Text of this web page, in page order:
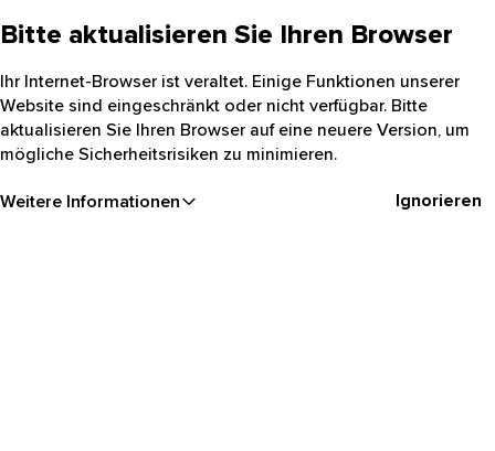
Bitte aktualisieren Sie Ihren Browser
Ihr Internet-Browser ist veraltet. Einige Funktionen unserer
Website sind eingeschränkt oder nicht verfügbar. Bitte
aktualisieren Sie Ihren Browser auf eine neuere Version, um
mögliche Sicherheitsrisiken zu minimieren.
Weitere Informationen Ignorieren